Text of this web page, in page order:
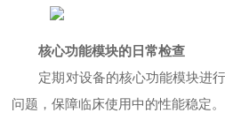
核心功能模块的日常检查
定期对设备的核心功能模块进
问题，保障临床使用中的性能稳定。